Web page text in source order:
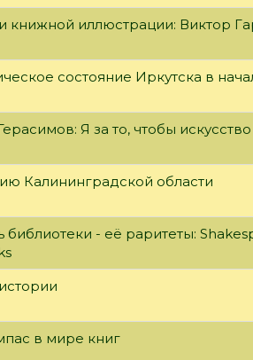
книжной иллюстрации: Виктор
состояние Иркутска в
Я за то, чтобы
Калининградской области
библиотеки - её раритеты:
в мире книг